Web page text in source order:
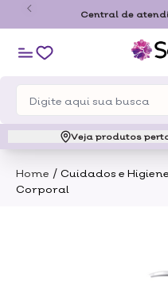
Central de
Veja produtos
Home / Cuidados e Higiene
Corporal